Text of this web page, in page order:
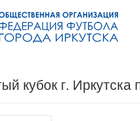
кубок г. Иркутска